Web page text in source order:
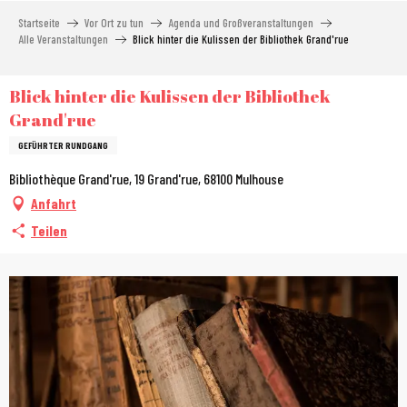
Startseite Vor Ort zu tun
Agenda und Großveranstaltungen
Alle Veranstaltungen
Blick hinter die Kulissen der Bibliothek Grand'rue
Blick hinter die Kulissen der Bibliothek
Grand'rue
GEFÜHRTER RUNDGANG
Bibliothèque Grand'rue, 19 Grand'rue, 68100 Mulhouse
Anfahrt
Teilen